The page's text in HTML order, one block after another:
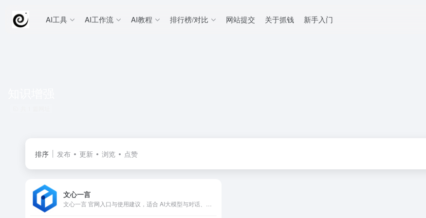
AI工具 AI工作流 AI教程 排行榜/对比 网站提交 关于抓钱 新手入门
排序 发布 更新 浏览 点赞
文心一言